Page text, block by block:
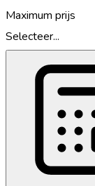
Maximum prijs
Selecteer...